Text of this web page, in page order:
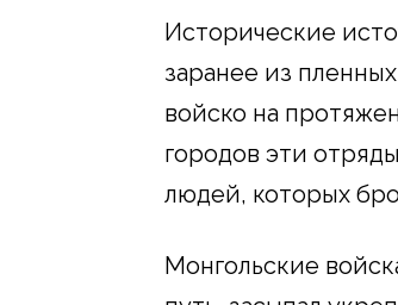
Исторические
заранее из
войско на
городов эти
людей, которых
Монгольские